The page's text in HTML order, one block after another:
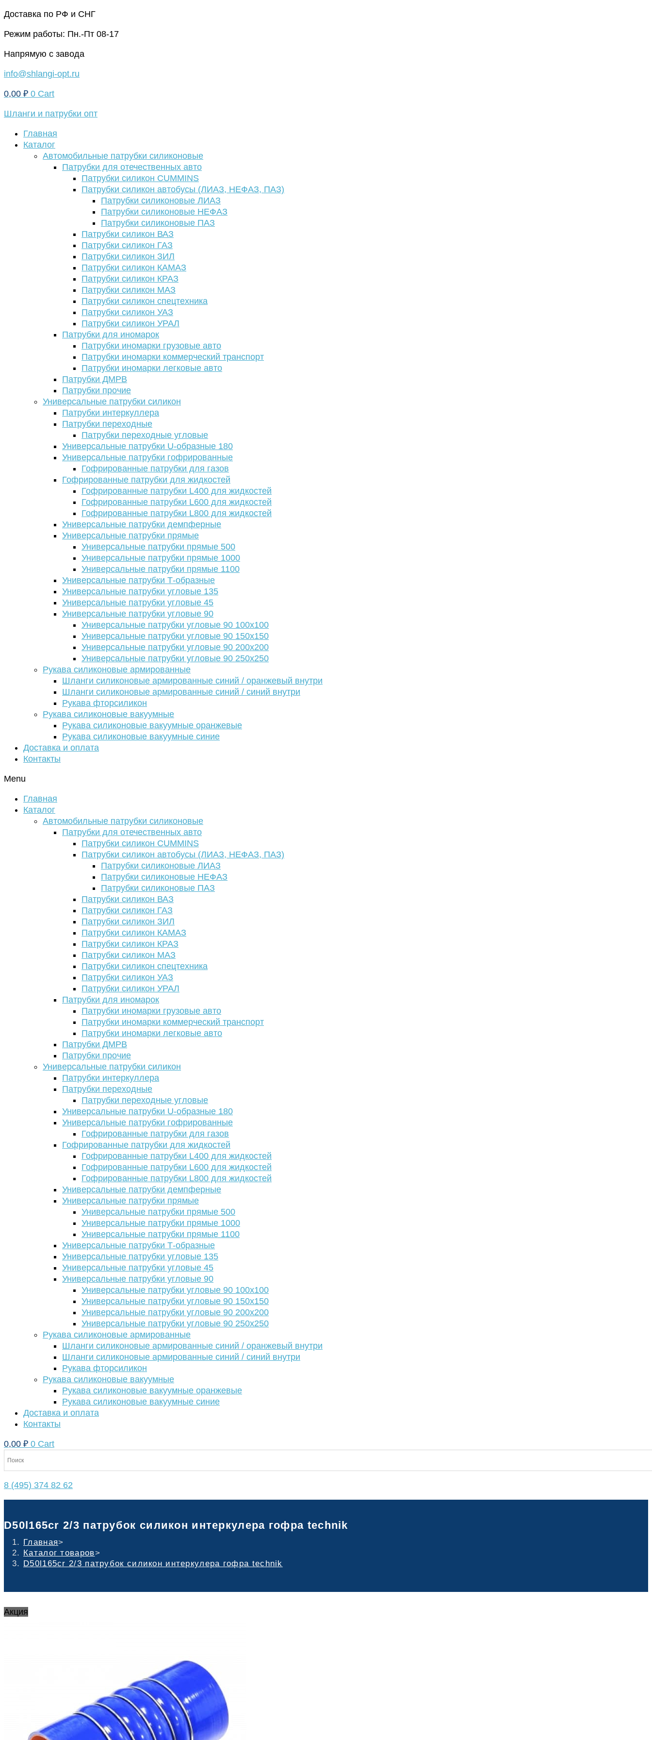
Перейти
содержимому
Доставка по РФ и СНГ
Режим работы: Пн.-Пт 08-17
Напрямую с завода
info@shlangi-opt.ru
0,00 ₽ 0 Cart
Шланги и патрубки опт
Главная
Каталог
Автомобильные патрубки силиконовые
Патрубки для отечественных авто
Патрубки силикон CUMMINS
Патрубки силикон автобусы (ЛИАЗ, НЕФАЗ, ПАЗ)
Патрубки силиконовые ЛИАЗ
Патрубки силиконовые НЕФАЗ
Патрубки силиконовые ПАЗ
Патрубки силикон ВАЗ
Патрубки силикон ГАЗ
Патрубки силикон ЗИЛ
Патрубки силикон КАМАЗ
Патрубки силикон КРАЗ
Патрубки силикон МАЗ
Патрубки силикон спецтехника
Патрубки силикон УАЗ
Патрубки силикон УРАЛ
Патрубки для иномарок
Патрубки иномарки грузовые авто
Патрубки иномарки коммерческий транспорт
Патрубки иномарки легковые авто
Патрубки ДМРВ
Патрубки прочие
Универсальные патрубки силикон
Патрубки интеркуллера
Патрубки переходные
Патрубки переходные угловые
Универсальные патрубки U-образные 180
Универсальные патрубки гофрированные
Гофрированные патрубки для газов
Гофрированные патрубки для жидкостей
Гофрированные патрубки L400 для жидкостей
Гофрированные патрубки L600 для жидкостей
Гофрированные патрубки L800 для жидкостей
Универсальные патрубки демпферные
Универсальные патрубки прямые
Универсальные патрубки прямые 500
Универсальные патрубки прямые 1000
Универсальные патрубки прямые 1100
Универсальные патрубки Т-образные
Универсальные патрубки угловые 135
Универсальные патрубки угловые 45
Универсальные патрубки угловые 90
Универсальные патрубки угловые 90 100х100
Универсальные патрубки угловые 90 150х150
Универсальные патрубки угловые 90 200х200
Универсальные патрубки угловые 90 250х250
Рукава силиконовые армированные
Шланги силиконовые армированные синий / оранжевый внутри
Шланги силиконовые армированные синий / синий внутри
Рукава фторсиликон
Рукава силиконовые вакуумные
Рукава силиконовые вакуумные оранжевые
Рукава силиконовые вакуумные синие
Доставка и оплата
Контакты
Menu
Главная
Каталог
Автомобильные патрубки силиконовые
Патрубки для отечественных авто
Патрубки силикон CUMMINS
Патрубки силикон автобусы (ЛИАЗ, НЕФАЗ, ПАЗ)
Патрубки силиконовые ЛИАЗ
Патрубки силиконовые НЕФАЗ
Патрубки силиконовые ПАЗ
Патрубки силикон ВАЗ
Патрубки силикон ГАЗ
Патрубки силикон ЗИЛ
Патрубки силикон КАМАЗ
Патрубки силикон КРАЗ
Патрубки силикон МАЗ
Патрубки силикон спецтехника
Патрубки силикон УАЗ
Патрубки силикон УРАЛ
Патрубки для иномарок
Патрубки иномарки грузовые авто
Патрубки иномарки коммерческий транспорт
Патрубки иномарки легковые авто
Патрубки ДМРВ
Патрубки прочие
Универсальные патрубки силикон
Патрубки интеркуллера
Патрубки переходные
Патрубки переходные угловые
Универсальные патрубки U-образные 180
Универсальные патрубки гофрированные
Гофрированные патрубки для газов
Гофрированные патрубки для жидкостей
Гофрированные патрубки L400 для жидкостей
Гофрированные патрубки L600 для жидкостей
Гофрированные патрубки L800 для жидкостей
Универсальные патрубки демпферные
Универсальные патрубки прямые
Универсальные патрубки прямые 500
Универсальные патрубки прямые 1000
Универсальные патрубки прямые 1100
Универсальные патрубки Т-образные
Универсальные патрубки угловые 135
Универсальные патрубки угловые 45
Универсальные патрубки угловые 90
Универсальные патрубки угловые 90 100х100
Универсальные патрубки угловые 90 150х150
Универсальные патрубки угловые 90 200х200
Универсальные патрубки угловые 90 250х250
Рукава силиконовые армированные
Шланги силиконовые армированные синий / оранжевый внутри
Шланги силиконовые армированные синий / синий внутри
Рукава фторсиликон
Рукава силиконовые вакуумные
Рукава силиконовые вакуумные оранжевые
Рукава силиконовые вакуумные синие
Доставка и оплата
Контакты
0,00 ₽ 0 Cart
8 (495) 374 82 62
D50l165cr 2/3 патрубок силикон интеркулера гофра technik
Главная>
Каталог товаров>
D50l165cr 2/3 патрубок силикон интеркулера гофра technik
Акция